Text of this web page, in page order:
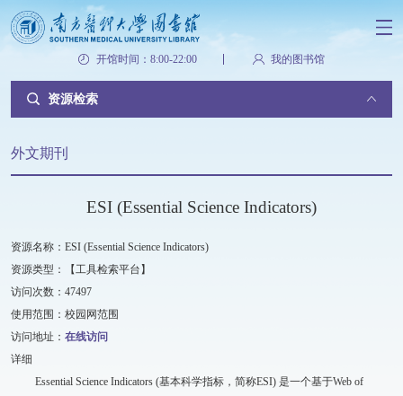
开馆时间：8:00-22:00 我的图书馆
资源检索
外文期刊
ESI (Essential Science Indicators)
资源名称：ESI (Essential Science Indicators)
资源类型：【工具检索平台】
访问次数：47497
使用范围：校园网范围
访问地址： 在线访问
详细
Essential Science Indicators (基本科学指标，简称ESI) 是一个基于Web of